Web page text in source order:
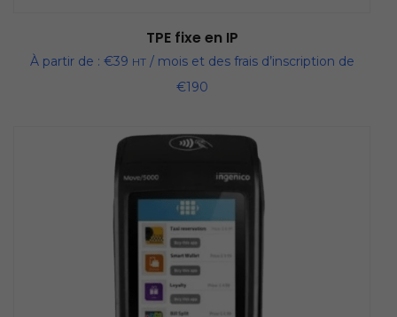
TPE fixe en IP
À partir de : €39 HT / mois et des frais d’inscription de
€190